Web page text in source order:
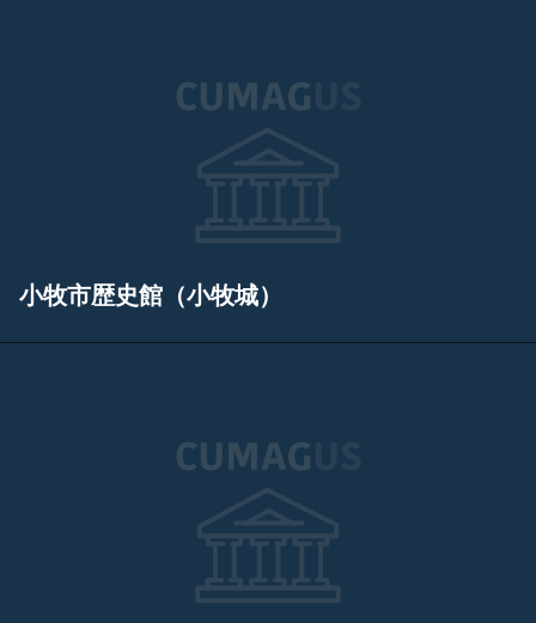
小牧市歴史館（小牧城）